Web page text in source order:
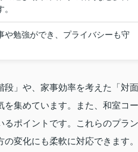
や勉強ができ、プライバシーも守
」や、家事効率を考えた「対面
集めています。また、和室コー
ポイントです。これらのプラン
変化にも柔軟に対応できます。